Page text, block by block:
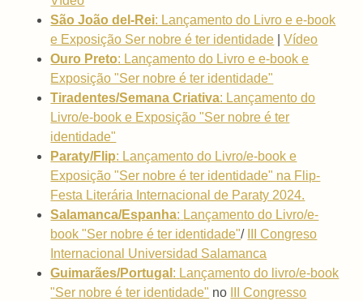
São João del-Rei: Lançamento do Livro e e-book
e Exposição Ser nobre é ter identidade |Vídeo
Ouro Preto: Lançamento do Livro e e-book e
Exposição "Ser nobre é ter identidade"
Tiradentes/Semana Criativa: Lançamento do
Livro/e-book e Exposição "Ser nobre é ter
identidade"
Paraty/Flip: Lançamento do Livro/e-book e
Exposição "Ser nobre é ter identidade" na Flip-
Festa Literária Internacional de Paraty 2024.
Salamanca/Espanha: Lançamento do Livro/e-
book "Ser nobre é ter identidade"/
III Congreso
Internacional Universidad Salamanca
Guimarães/Portugal : Lançamento do livro/e-book
"Ser nobre é ter identidade" no
III Congresso